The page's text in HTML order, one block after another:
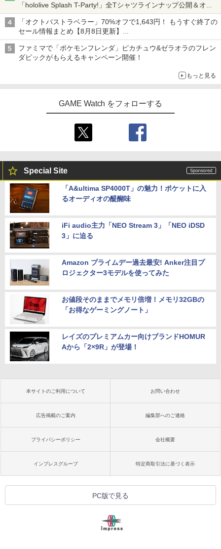
「hololive Splash T-Party!」全Tシャツラインナップ公開＆オン
ライン販売開始
「オクトパストラベラー」70%オフで1,643円！ もうすぐ終了の
セール情報まとめ【8月8日更新】
ニンテンドーeショップでは「大神 絶景版」が67%オフで990円
ファミマで「ポケモンフレンダ」ピカチュウ&ゼラオラのフレン
ダピックがもらえるキャンペーン開催！
もっと見る
GAME Watch をフォローする
Special Site
「A&ultima SP4000T」の魅力！ポケットに入
るオーディオの醍醐味
iFi audio主力「NEO Stream 3」「NEO iDSD
3」に迫る
Amazon プライムデー過去最安! Anker注目プ
ロジェクター3モデルを使ってみた
お値段そのままでメモリ倍増！メモリ32GBの
「お得なゲーミングノート」
レイズのプレミアムカー向けブランドHOMUR
Aから「2×9R」が登場！
本サイトのご利用について お問い合わせ
広告掲載のご案内 編集部へのご連絡
プライバシーポリシー 会社概要
インプレスグループ 特定商取引法に基づく表示
PC版で見る